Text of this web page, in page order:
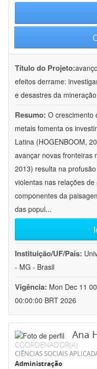
Título do Projeto:
efeitos derrame:
e desastres da mineração
Resumo: O crescimento
metais fomenta os
Latina (HOGENBOOM,
avançar novas fronteiras
2013) resulta na
violentas nas relações
componentes da
das popul...
Instituição/UF/País:
- MG - Brasil
Vigência: Mon Dec 11
00:00:00 BRT 2026
Ana
COORDENADOR(A)
CIÊNCIAS SOCIAIS
Administração